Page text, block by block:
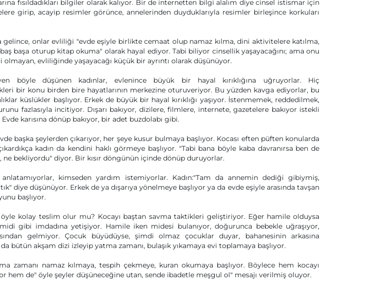
fısıldadıkları bilgiler olarak kalıyor. Bir de internetten bilgi alalım diye cinsel istismar için
girip, acayip resimler görünce, annelerinden duyduklarıyla resimler birleşince korkuları
gelince, onlar evliliği "evde eşiyle birlikte cemaat olup namaz kılma, dini aktivitelere katılma,
başa oturup kitap okuma" olarak hayal ediyor. Tabi biliyor cinsellik yaşayacağını; ama onu
olmayan, evliliğinde yaşayacağı küçük bir ayrıntı olarak düşünüyor.
böyle düşünen kadınlar, evlenince büyük bir hayal kırıklığına uğruyorlar. Hiç
bir konu birden bire hayatlarının merkezine oturuveriyor. Bu yüzden kavga ediyorlar, bu
küslükler başlıyor. Erkek de büyük bir hayal kırıklığı yaşıyor. İstenmemek, reddedilmek,
fazlasıyla incitiyor. Dışarı bakıyor, dizilere, filmlere, internete, gazetelere bakıyor istekli
karısına dönüp bakıyor, bir adet buzdolabı gibi.
başka şeylerden çıkarıyor, her şeye kusur bulmaya başlıyor. Kocası eften püften konularda
kadın da kendini haklı görmeye başlıyor. "Tabi bana böyle kaba davranırsa ben de
bekliyordu" diyor. Bir kısır döngünün içinde dönüp duruyorlar.
kimseden yardım istemiyorlar. Kadın:"Tam da annemin dediği gibiymiş,
diye düşünüyor. Erkek de ya dışarıya yönelmeye başlıyor ya da evde eşiyle arasında tavşan
başlıyor.
kolay teslim olur mu? Kocayı baştan savma taktikleri geliştiriyor. Eğer hamile olduysa
gibi imdadına yetişiyor. Hamile iken midesi bulanıyor, doğurunca bebekle uğraşıyor,
gelmiyor. Çocuk büyüdüyse, şimdi olmaz çocuklar duyar, bahanesinin arkasına
da bütün akşam dizi izleyip yatma zamanı, bulaşık yıkamaya evi toplamaya başlıyor.
zamanı namaz kılmaya, tespih çekmeye, kuran okumaya başlıyor. Böylece hem kocayı
hem de" öyle şeyler düşüneceğine utan, sende ibadetle meşgul ol" mesajı verilmiş oluyor.